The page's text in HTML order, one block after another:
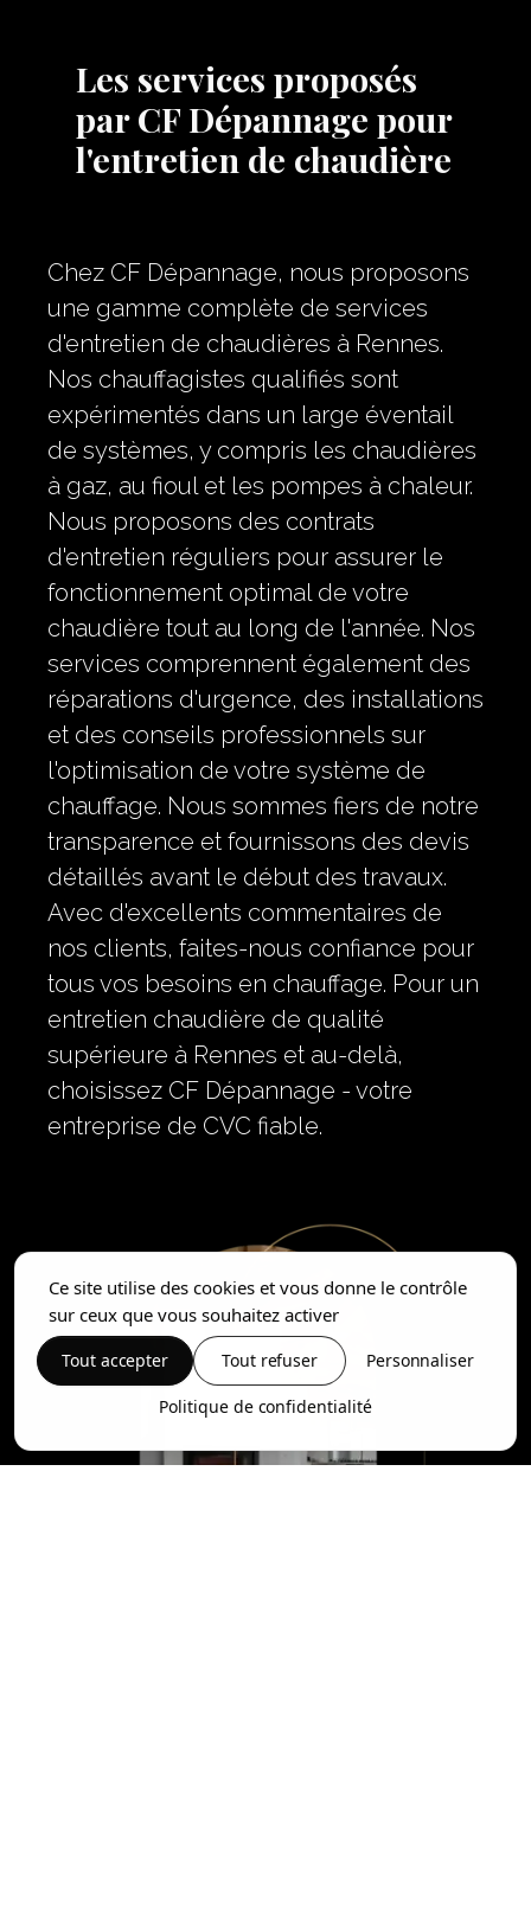
Les services proposés
par CF Dépannage pour
l'entretien de chaudière
Chez CF Dépannage, nous proposons
une gamme complète de services
d'entretien de chaudières à Rennes.
Nos chauffagistes qualifiés sont
expérimentés dans un large éventail
de systèmes, y compris les chaudières
à gaz, au fioul et les pompes à chaleur.
Nous proposons des contrats
d'entretien réguliers pour assurer le
fonctionnement optimal de votre
chaudière tout au long de l'année. Nos
services comprennent également des
réparations d'urgence, des installations
et des conseils professionnels sur
l'optimisation de votre système de
chauffage. Nous sommes fiers de notre
transparence et fournissons des devis
détaillés avant le début des travaux.
Avec d'excellents commentaires de
nos clients, faites-nous confiance pour
tous vos besoins en chauffage. Pour un
entretien chaudière de qualité
supérieure à Rennes et au-delà,
choisissez CF Dépannage - votre
entreprise de CVC fiable.
Ce site utilise des cookies et vous donne le contrôle
sur ceux que vous souhaitez activer
Tout accepter Tout refuser Personnaliser
Politique de confidentialité